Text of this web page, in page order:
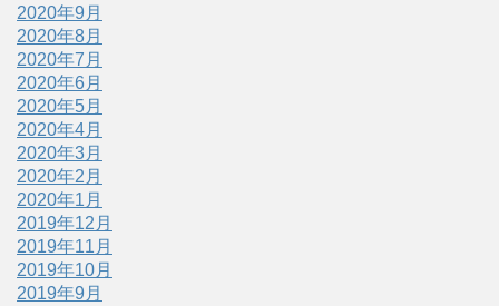
2020年9月
2020年8月
2020年7月
2020年6月
2020年5月
2020年4月
2020年3月
2020年2月
2020年1月
2019年12月
2019年11月
2019年10月
2019年9月